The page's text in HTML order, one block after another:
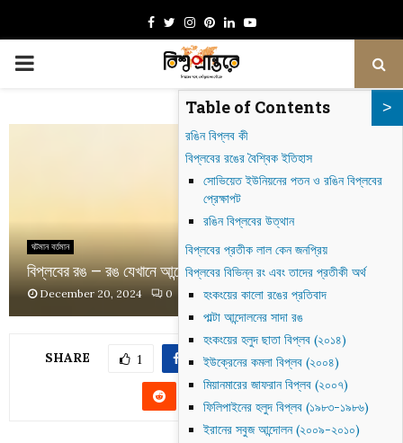
Facebook
TwitterInstagram
Pinterest
LinkedinYoutube
PRIMARY
ঘটমান বর্তমান
বিপ্লবের রঙ – রঙ যেখানে আন্দোলনের পরিচয়
December 20, 2024 0 759
SHARE 1
Table of Contents
রঙিন বিপ্লব কী
বিপ্লবের রঙের বৈশ্বিক ইতিহাস
সোভিয়েত ইউনিয়নের পতন ও রঙিন বিপ্লবের
প্রেক্ষাপট
রঙিন বিপ্লবের উত্থান
বিপ্লবের প্রতীক লাল কেন জনপ্রিয়
বিপ্লবের বিভিন্ন রং এবং তাদের প্রতীকী অর্থ
হংকংয়ের কালো রঙের প্রতিবাদ
পাল্টা আন্দোলনের সাদা রঙ
হংকংয়ের হলুদ ছাতা বিপ্লব (২০১৪)
ইউক্রেনের কমলা বিপ্লব (২০০৪)
মিয়ানমারের জাফরান বিপ্লব (২০০৭)
ফিলিপাইনের হলুদ বিপ্লব (১৯৮৩-১৯৮৬)
ইরানের সবুজ আন্দোলন (২০০৯-২০১০)